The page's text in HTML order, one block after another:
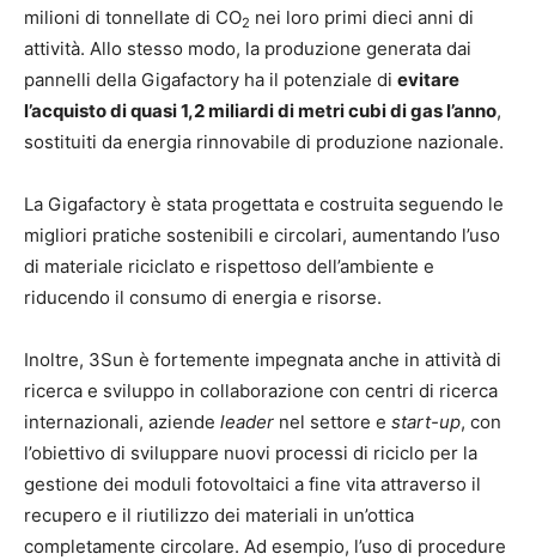
milioni di tonnellate di CO2 nei loro primi dieci anni di
attività. Allo stesso modo, la produzione generata dai
pannelli della Gigafactory ha il potenziale di evitare
l’acquisto di quasi 1,2 miliardi di metri cubi di gas l’anno,
sostituiti da energia rinnovabile di produzione nazionale.
La Gigafactory è stata progettata e costruita seguendo le
migliori pratiche sostenibili e circolari, aumentando l’uso
di materiale riciclato e rispettoso dell’ambiente e
riducendo il consumo di energia e risorse.
Inoltre, 3Sun è fortemente impegnata anche in attività di
ricerca e sviluppo in collaborazione con centri di ricerca
internazionali, aziende leader nel settore e start-up, con
l’obiettivo di sviluppare nuovi processi di riciclo per la
gestione dei moduli fotovoltaici a fine vita attraverso il
recupero e il riutilizzo dei materiali in un’ottica
completamente circolare. Ad esempio, l’uso di procedure